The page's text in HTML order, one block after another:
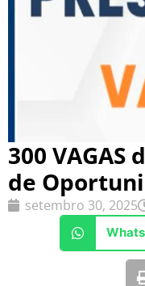
300
de
setembro 30, 2025